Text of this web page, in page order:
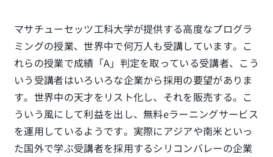
マサチューセッツ工科大学が提供する高度なプログラ
ミングの授業、世界中で何万人も受講しています。こ
れらの授業で成績「A」判定を取っている受講者、こう
いう受講者はいろいろな企業から採用の要望がありま
す。世界中の天才をリスト化し、それを販売する。こ
ういう風にして利益を出し、無料eラーニングサービス
を運用しているようです。実際にアジアや南米といっ
た国外で学ぶ受講者を採用するシリコンバレーの企業